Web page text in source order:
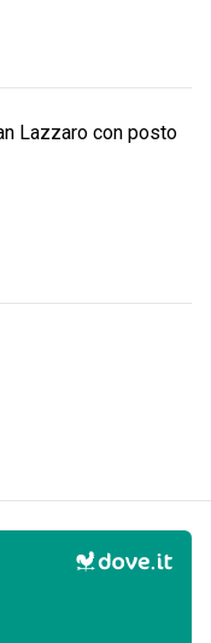
Lazzaro con posto